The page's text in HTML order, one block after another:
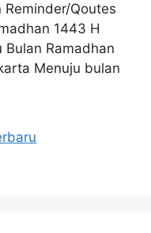
Qoutes
1443 H
Ramadhan
Menuju bulan